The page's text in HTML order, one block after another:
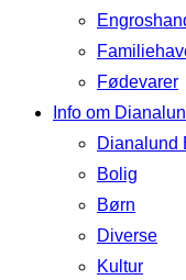
Fødevarer
Info om
Dianalund
Bolig
Børn
Diverse
Kultur